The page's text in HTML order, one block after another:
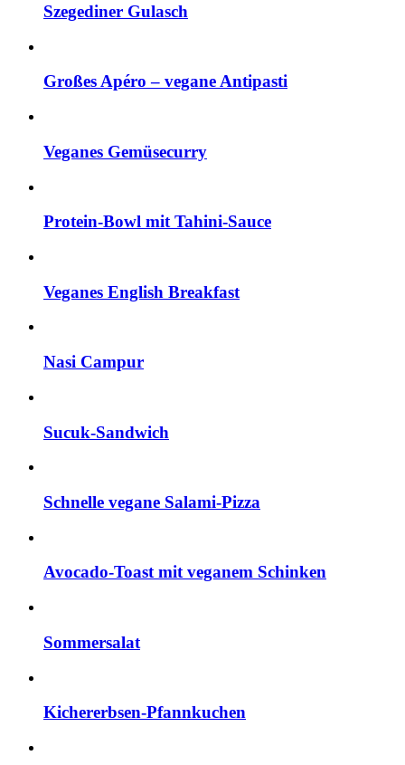
Szegediner Gulasch
Großes Apéro – vegane Antipasti
Veganes Gemüsecurry
Protein-Bowl mit Tahini-Sauce
Veganes English Breakfast
Nasi Campur
Sucuk-Sandwich
Schnelle vegane Salami-Pizza
Avocado-Toast mit veganem Schinken
Sommersalat
Kichererbsen-Pfannkuchen